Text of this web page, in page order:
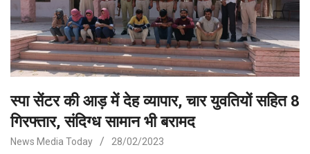
स्पा सेंटर की आड़ में देह व्यापार, चार युवतियों सहित 8
गिरफ्तार, संदिग्ध सामान भी बरामद
News Media Today 28/02/2023